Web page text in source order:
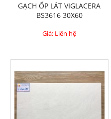
GẠCH ỐP LÁT VIGLACERA
BS3616 30X60
Giá: Liên hệ